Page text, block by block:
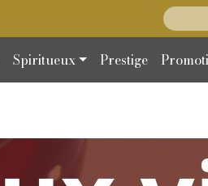
Spiritueux Prestige